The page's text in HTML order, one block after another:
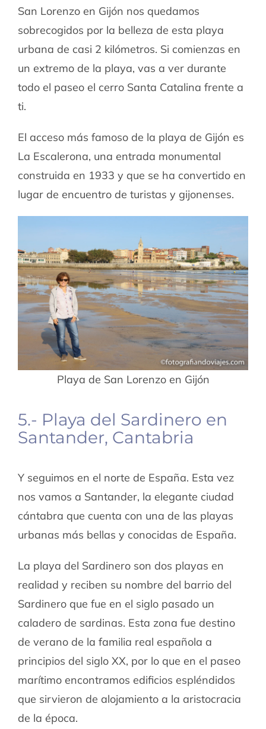
San Lorenzo en Gijón nos quedamos
sobrecogidos por la belleza de esta playa
urbana de casi 2 kilómetros. Si comienzas en
un extremo de la playa, vas a ver durante
todo el paseo el cerro Santa Catalina frente a
ti.
El acceso más famoso de la playa de Gijón es
La Escalerona, una entrada monumental
construida en 1933 y que se ha convertido en
lugar de encuentro de turistas y gijonenses.
Playa de San Lorenzo en Gijón
5.- Playa del Sardinero en
Santander, Cantabria
Y seguimos en el norte de España. Esta vez
nos vamos a Santander, la elegante ciudad
cántabra que cuenta con una de las playas
urbanas más bellas y conocidas de España.
La playa del Sardinero son dos playas en
realidad y reciben su nombre del barrio del
Sardinero que fue en el siglo pasado un
caladero de sardinas. Esta zona fue destino
de verano de la familia real española a
principios del siglo XX, por lo que en el paseo
marítimo encontramos edificios espléndidos
que sirvieron de alojamiento a la aristocracia
de la época.